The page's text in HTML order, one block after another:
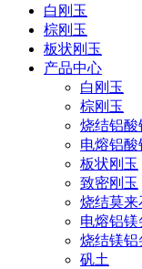
白刚玉
棕刚玉
板状刚玉
产品中心
白刚玉
棕刚玉
烧结铝酸
电熔铝酸
板状刚玉
致密刚玉
烧结莫来
电熔铝
烧结镁铝
矾土